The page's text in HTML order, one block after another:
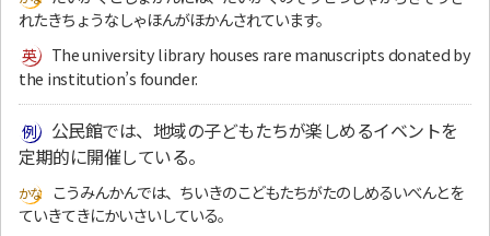
れたきちょうなしゃほんがほかんされています。
The university library houses rare manuscripts donated by
the institution’s founder.
公民館では、地域の子どもたちが楽しめるイベントを
定期的に開催している。
こうみんかんでは、ちいきのこどもたちがたのしめるいべんとを
ていきてきにかいさいしている。